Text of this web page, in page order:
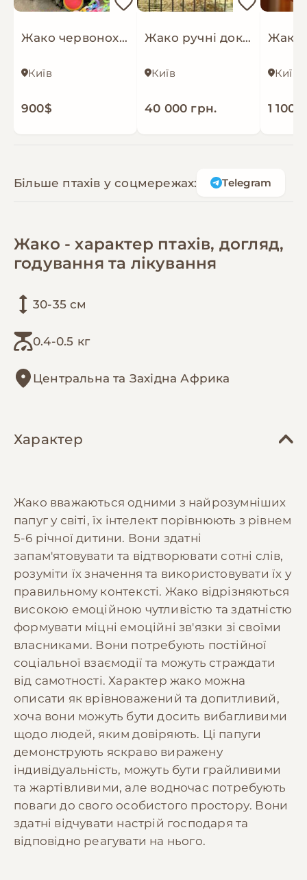
Жако червонохвостий. Сірий африканський папуга Жако
Київ
900$
Жако ручні докормиши
Київ
40 000 грн.
Київ
1 100$
Більше птахів у соцмережах: Telegram
Жако - характер птахів, догляд,
годування та лікування
30-35 см
0.4-0.5 кг
Центральна та Західна Африка
Характер
Жако вважаються одними з найрозумніших
папуг у світі, їх інтелект порівнюють з рівнем
5-6 річної дитини. Вони здатні
запам'ятовувати та відтворювати сотні слів,
розуміти їх значення та використовувати їх у
правильному контексті. Жако відрізняються
високою емоційною чутливістю та здатністю
формувати міцні емоційні зв'язки зі своїми
власниками. Вони потребують постійної
соціальної взаємодії та можуть страждати
від самотності. Характер жако можна
описати як врівноважений та допитливий,
хоча вони можуть бути досить вибагливими
щодо людей, яким довіряють. Ці папуги
демонструють яскраво виражену
індивідуальність, можуть бути грайливими
та жартівливими, але водночас потребують
поваги до свого особистого простору. Вони
здатні відчувати настрій господаря та
відповідно реагувати на нього.